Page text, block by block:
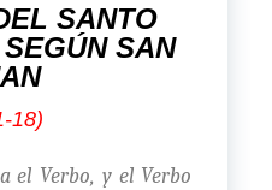
SANTO
SAN
18)
el Verbo, y el Verbo